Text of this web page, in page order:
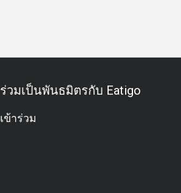
ร่วมเป็นพันธมิตรกับ Eatigo
เข้าร่วม